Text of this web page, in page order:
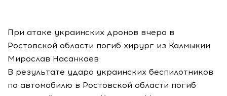
При атаке украинских дронов вчера в
Ростовской области погиб хирург из Калмыкии
Мирослав Насанкаев
В результате удара украинских беспилотников
по автомобилю в Ростовской области погиб